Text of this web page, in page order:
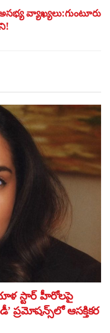
వ్యాఖ్యలు:గుంటూరు
స్టార్ హీరోలపై
ప్రమోషన్స్‌లో ఆసక్తికర